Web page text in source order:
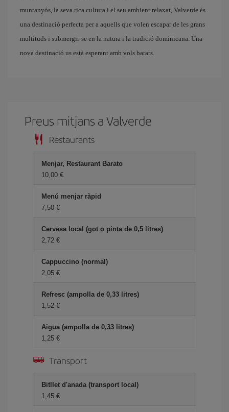
muntanyós, la seva rica cultura i el seu ambient relaxat, Valverde és
una destinació perfecta per a aquells que volen escapar de les grans
multituds i submergir-se en la natura i la tradició dominicana. Una
nova destinació us està esperant amb vols barats.
Preus mitjans a Valverde
Restaurants
Menjar, Restaurant Barato
10,00
Menú menjar ràpid
7,50
Cervesa local (got o pinta de 0,5 litres)
2,72
Cappuccino (normal)
2,05
Refresc (ampolla de 0,33 litres)
1,52
Aigua (ampolla de 0,33 litres)
1,25
Transport
Bitllet d'anada (transport local)
1,45